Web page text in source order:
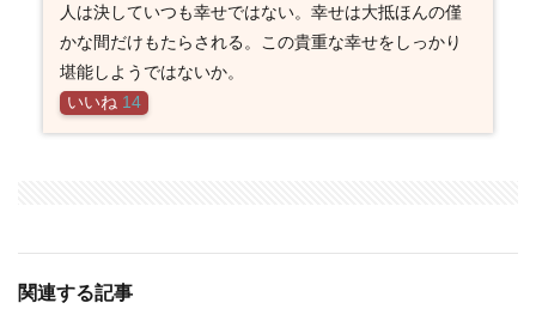
人は決していつも幸せではない。幸せは大抵ほんの僅
かな間だけもたらされる。この貴重な幸せをしっかり
堪能しようではないか。
いいね 14
関連する記事